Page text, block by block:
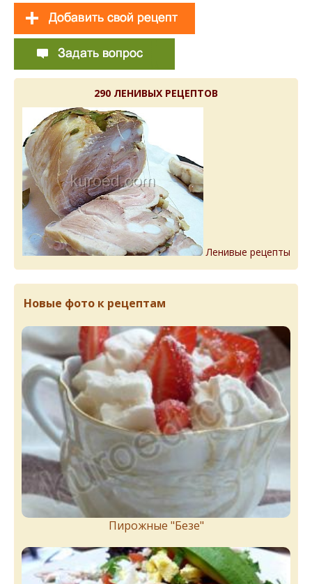
290 ЛЕНИВЫХ РЕЦЕПТОВ
Ленивые рецепты
Новые фото к рецептам
Пирожныe "Бeзe"